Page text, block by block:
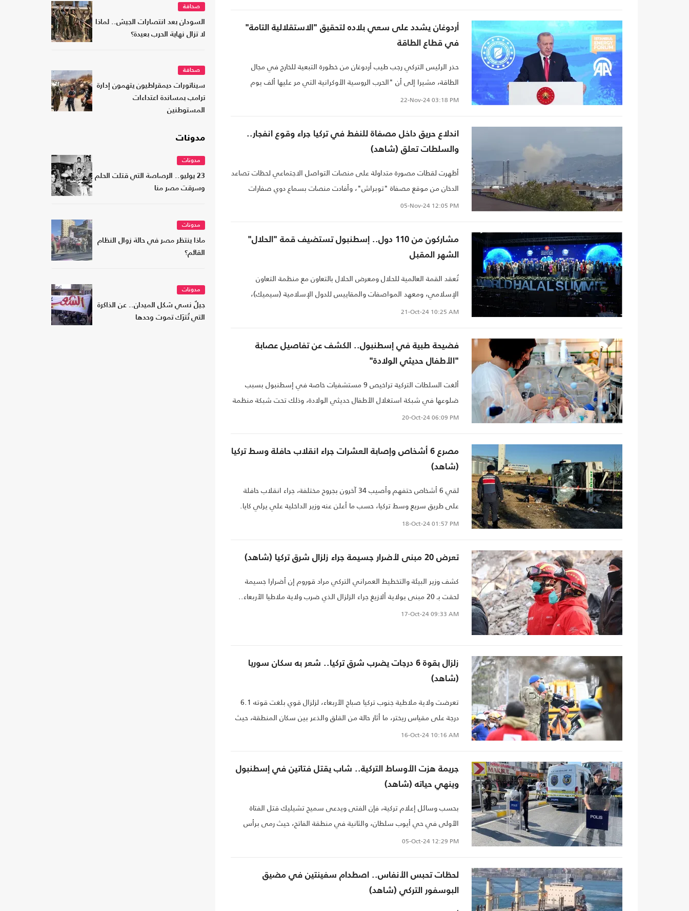
أردوغان يشدد على سعي بلاده لتحقيق "الاستقلالية التامة"
في قطاع الطاقة
حذر الرئيس التركي رجب طيب أردوغان من خطورة التبعية للخارج في مجال
الطاقة، مشيرا إلى أن "الحرب الروسية الأوكرانية التي مر عليها ألف يوم
أظهرت مخاطر التبعية للخارج خاصة بمجال الطاقة".
22-Nov-2403:18 PM
اندلاع حريق داخل مصفاة للنفط في تركيا جراء وقوع انفجار..
والسلطات تعلق (شاهد)
أظهرت لقطات مصورة متداولة على منصات التواصل الاجتماعي لحظات تصاعد
الدخان من موقع مصفاة "توبراش"، وأفادت منصات بسماع دوي صفارات
الإنذار في المنطقة بعد دوي صوت الانفجار..
05-Nov-24 12:05 PM
مشاركون من 110 دول.. إسطنبول تستضيف قمة "الحلال"
الشهر المقبل
تُعقد القمة العالمية للحلال ومعرض الحلال بالتعاون مع منظمة التعاون
الإسلامي، ومعهد المواصفات والمقاييس للدول الإسلامية (سيميك)،
بالتنسيق مع وزارة التجارة التركية وهيئة اعتماد الحلال وعدد من الوزارات
21-Oct-24 10:25 AM
فضيحة طبية في إسطنبول.. الكشف عن تفاصيل عصابة
"الأطفال حديثي الولادة"
ألغت السلطات التركية تراخيص 9 مستشفيات خاصة في إسطنبول بسبب
ضلوعها في شبكة استغلال الأطفال حديثي الولادة، وذلك تحت شبكة منظمة
تدعى "عصابة الأطفال حديثي الولادة".
20-Oct-2406:09 PM
مصرع 6 أشخاص وإصابة العشرات جراء انقلاب حافلة وسط تركيا
(شاهد)
لقي 6 أشخاص حتفهم وأصيب 34 آخرون بجروح مختلفة، جراء انقلاب حافلة
على طريق سريع وسط تركيا، حسب ما أعلن عنه وزير الداخلية علي يرلي كايا.
18-Oct-2401:57 PM
تعرض 20 مبنى لأضرار جسيمة جراء زلزال شرق تركيا (شاهد)
كشف وزير البيئة والتخطيط العمراني التركي مراد قوروم إن أضرارا جسيمة
لحقت بـ 20 مبنى بولاية ألازيغ جراء الزلزال الذي ضرب ولاية ملاطيا الأربعاء..
17-Oct-2409:33 AM
زلزال بقوة 6 درجات يضرب شرق تركيا.. شعر به سكان سوريا
(شاهد)
تعرضت ولاية ملاطية جنوب تركيا صباح الأربعاء، لزلزال قوي بلغت قوته 6.1
درجة على مقياس ريختر، ما أثار حالة من القلق والذعر بين سكان المنطقة، حيث
تعتبر الزلازل من الأحداث الطبيعية التي تشكل تهديدًا كبيرًا في تركيا، التي تقع
16-Oct-24 10:16 AM
جريمة هزت الأوساط التركية.. شاب يقتل فتاتين في إسطنبول
وينهي حياته (شاهد)
بحسب وسائل إعلام تركية، فإن الفتى ويدعى سميح تشيليك قتل الفتاة
الأولى في حي أيوب سلطان، والثانية في منطقة الفاتح، حيث رمى برأس
الفتاة الأخيرة على الأرض قبل أن ينهي حياته..
05-Oct-24 12:29 PM
لحظات تحبس الأنفاس.. اصطدام سفينتين في مضيق
البوسفور التركي (شاهد)
صحافة
السودان بعد انتصارات الجيش.. لماذا
لا تزال نهاية الحرب بعيدة؟
صحافة
سيناتورات ديمقراطيون يتهمون إدارة
ترامب بمساندة اعتداءات
المستوطنين
مدونات
مدونات
23 يوليو.. الرصاصة التي قتلت الحلم
وسرقت مصر منا
مدونات
ماذا ينتظر مصر في حالة زوال النظام
القائم؟
مدونات
جيلٌ نسي شكل الميدان.. عن الذاكرة
التي تُترَك تموت وحدها